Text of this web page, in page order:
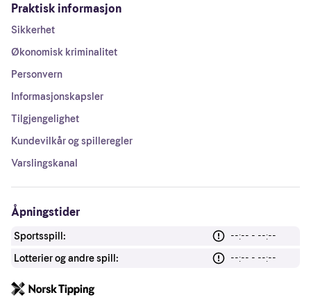
Praktisk informasjon
Sikkerhet
Økonomisk kriminalitet
Personvern
Informasjonskapsler
Tilgjengelighet
Kundevilkår og spilleregler
Varslingskanal
Åpningstider
Sportsspill:
--:-- - --:--
Lotterier og andre spill:
--:-- - --:--